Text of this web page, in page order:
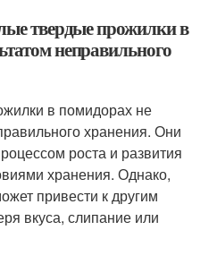
твердые прожилки в
неправильного
в помидорах не
хранения. Они
роста и развития
хранения. Однако,
привести к другим
вкуса, слипание или